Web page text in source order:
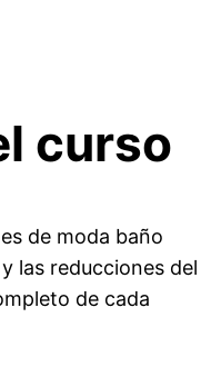
curso
de moda baño
las reducciones del
de cada